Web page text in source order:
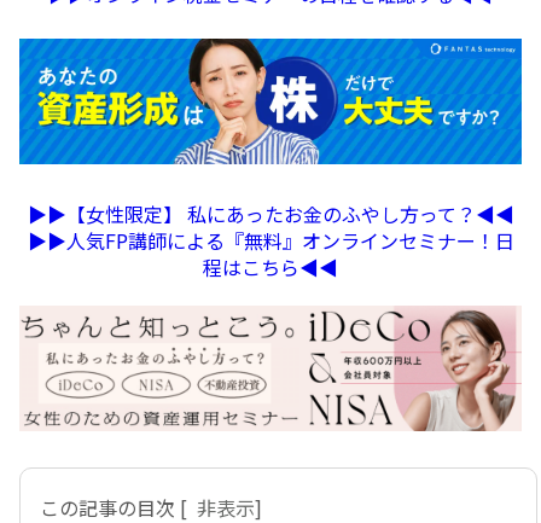
▶︎▶︎【女性限定】 私にあったお金のふやし方って？◀︎◀︎
▶︎▶︎人気FP講師による『無料』オンラインセミナー！日
程はこちら◀︎◀︎
この記事の目次 [ 非表示]